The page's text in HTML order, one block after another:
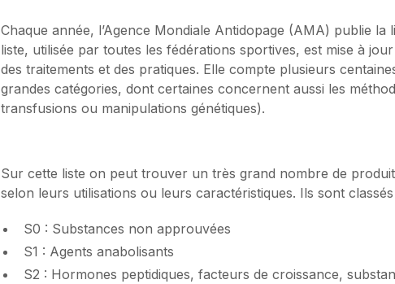
Chaque année, l’Agence Mondiale Antidopage (AMA) publie la
liste, utilisée par toutes les fédérations sportives, est mise à
des traitements et des pratiques. Elle compte plusieurs
grandes catégories, dont certaines concernent aussi les
transfusions ou manipulations génétiques).
Sur cette liste on peut trouver un très grand nombre de
selon leurs utilisations ou leurs caractéristiques. Ils sont
S0 : Substances non approuvées
S1 : Agents anabolisants
S2 : Hormones peptidiques, facteurs de croissance,